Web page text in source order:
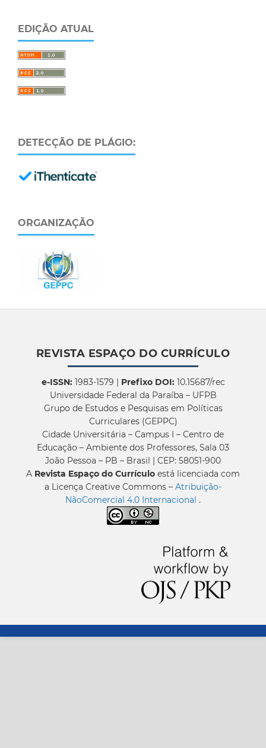
EDIÇÃO ATUAL
DETECÇÃO DE PLÁGIO:
ORGANIZAÇÃO
REVISTA ESPAÇO DO CURRÍCULO
e-ISSN:1983-1579 | Prefixo DOI:10.15687/rec
Universidade Federal da Paraíba – UFPB
Grupo de Estudos e Pesquisas em Políticas
Curriculares (GEPPC)
Cidade Universitária – Campus I – Centro de
Educação – Ambiente dos Professores, Sala 03
João Pessoa – PB – Brasil | CEP: 58051-900
A Revista Espaço do Currículo está licenciada com
a Licença Creative Commons – Atribuição-
NãoComercial 4.0 Internacional .